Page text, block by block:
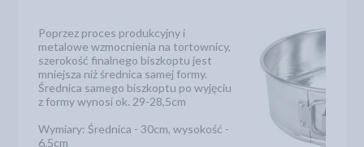
Poprzez proces produkcyjny i
metalowe wzmocnienia na tortownicy,
szerokość finalnego biszkoptu jest
mniejsza niż średnica samej formy.
Średnica samego biszkoptu po wyjęciu
z formy wynosi ok. 29-28,5cm
Wymiary: Średnica - 30cm, wysokość -
6,5cm